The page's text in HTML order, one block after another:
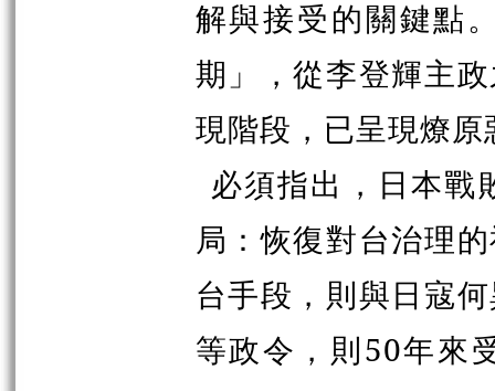
解與接受的關鍵點
期」，從李登輝主
現階段，已呈現燎原
必須指出，日本戰
局：恢復對台治理
台手段，則與日寇
等政令，則50年來